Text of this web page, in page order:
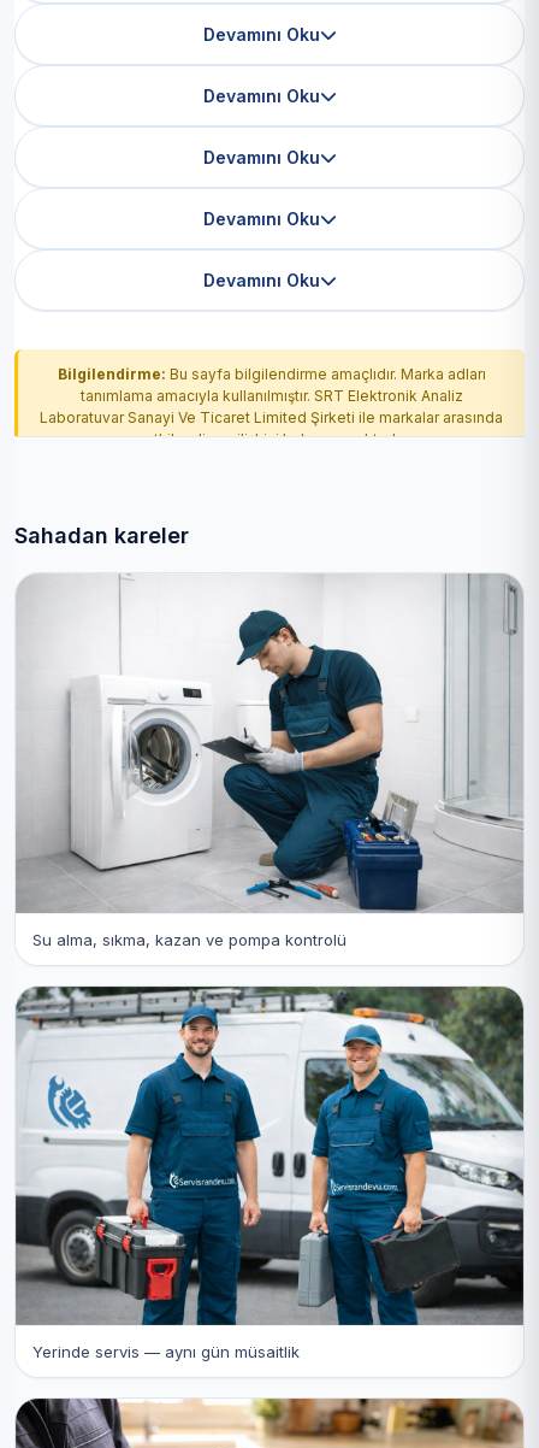
Devamını Oku
Devamını Oku
Devamını Oku
Devamını Oku
Devamını Oku
Bilgilendirme: Bu sayfa bilgilendirme amaçlıdır. Marka adları
tanımlama amacıyla kullanılmıştır. SRT Elektronik Analiz
Laboratuvar Sanayi Ve Ticaret Limited Şirketi ile markalar arasında
yetkilendirme ilişkisi bulunmamaktadır.
Sahadan kareler
Su alma, sıkma, kazan ve pompa kontrolü
Yerinde servis — aynı gün müsaitlik